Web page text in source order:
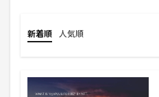
新着順 人気順